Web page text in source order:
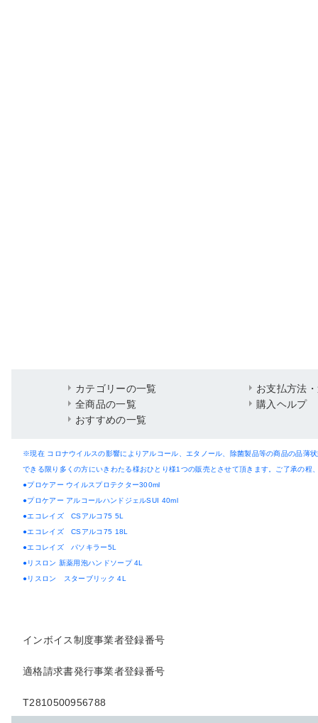
カテゴリーの一覧
全商品の一覧
おすすめの一覧
お支払方法
購入ヘルプ
※現在 コロナウイルスの影響によりアルコール、エタノール、除菌製品等の商品の品薄
できる限り多くの方にいきわたる様おひとり様1つの販売とさせて頂きます。ご了承の程
●プロケアー ウイルスプロテクター300ml
●プロケアー アルコールハンドジェルSUI 40ml
●エコレイズ CSアルコ75 5L
●エコレイズ CSアルコ75 18L
●エコレイズ パソキラー5L
●リスロン 新薬用泡ハンドソープ 4L
●リスロン スターブリック 4L
インボイス制度事業者登録番号
適格請求書発行事業者登録番号
T2810500956788